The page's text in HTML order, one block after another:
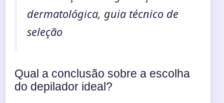
dermatológica, guia técnico de
seleção
Qual a conclusão sobre a escolha
do depilador ideal?